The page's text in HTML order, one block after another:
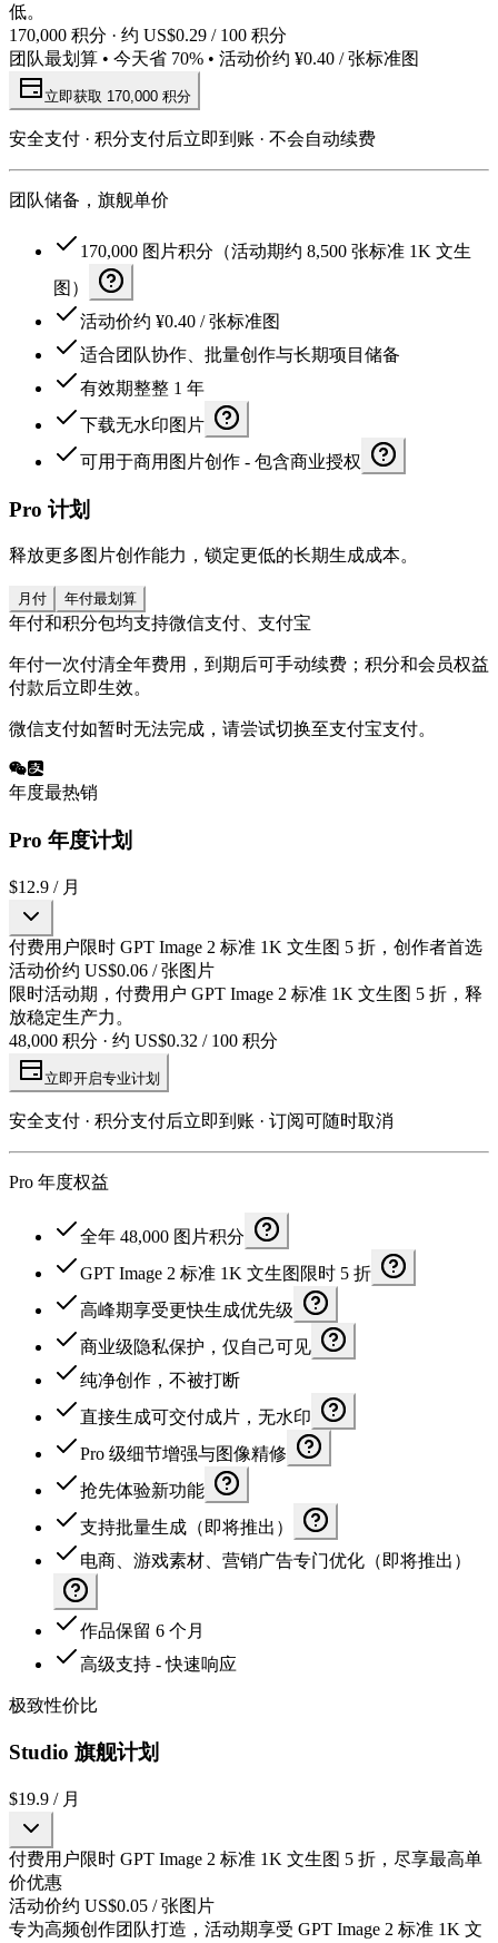
低。
170,000 积分 · 约 US$0.29 / 100 积分
团队最划算 • 今天省 70% • 活动价约 ¥0.40 / 张标准图
立即获取 170,000 积分
安全支付 · 积分支付后立即到账 · 不会自动续费
团队储备，旗舰单价
170,000 图片积分（活动期约 8,500 张标准 1K 文生
图）
活动价约 ¥0.40 / 张标准图
适合团队协作、批量创作与长期项目储备
有效期整整 1 年
下载无水印图片
可用于商用图片创作 - 包含商业授权
Pro 计划
释放更多图片创作能力，锁定更低的长期生成成本。
月付 年付最划算
年付和积分包均支持微信支付、支付宝
年付一次付清全年费用，到期后可手动续费；积分和会员权益
付款后立即生效。
微信支付如暂时无法完成，请尝试切换至支付宝支付。
年度最热销
Pro 年度计划
$12.9 / 月
付费用户限时 GPT Image 2 标准 1K 文生图 5 折，创作者首选
活动价约 US$0.06 / 张图片
限时活动期，付费用户 GPT Image 2 标准 1K 文生图 5 折，释
放稳定生产力。
48,000 积分 · 约 US$0.32 / 100 积分
立即开启专业计划
安全支付 · 积分支付后立即到账 · 订阅可随时取消
Pro 年度权益
全年 48,000 图片积分
GPT Image 2 标准 1K 文生图限时 5 折
高峰期享受更快生成优先级
商业级隐私保护，仅自己可见
纯净创作，不被打断
直接生成可交付成片，无水印
Pro 级细节增强与图像精修
抢先体验新功能
支持批量生成（即将推出）
电商、游戏素材、营销广告专门优化（即将推出）
作品保留 6 个月
高级支持 - 快速响应
极致性价比
Studio 旗舰计划
$19.9 / 月
付费用户限时 GPT Image 2 标准 1K 文生图 5 折，尽享最高单
价优惠
活动价约 US$0.05 / 张图片
专为高频创作团队打造，活动期享受 GPT Image 2 标准 1K 文